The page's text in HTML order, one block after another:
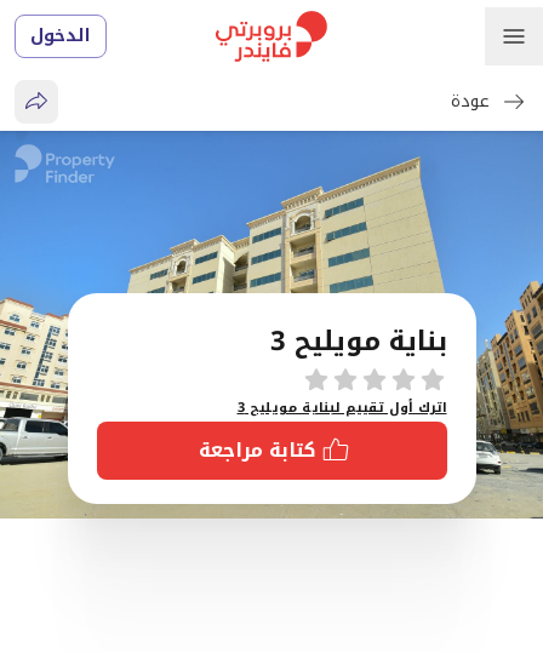
الدخول
عودة
بناية مويليح 3
تقييمات
اترك أول تقييم لبناية مويليح 3
كتابة مراجعة